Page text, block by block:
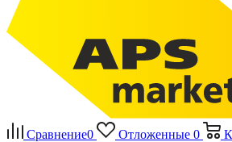
Сравнение0 Отложенные 0